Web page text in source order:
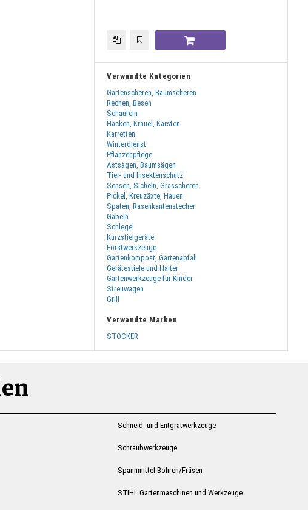
Verwandte Kategorien
Gartenscheren, Baumscheren
Rechen, Besen
Schaufeln
Hacken, Kräuel, Karsten
Karretten
Winterdienst
Pflanzenpflege
Astsägen, Baumsägen
Tier- und Insektenschutz
Sensen, Sicheln, Grasscheren
Pickel, Kreuzäxte, Hauen
Spaten, Rasenkantenstecher
Gabeln
Schlegel
Kurzstielgeräte
Forstwerkzeuge
Gartenkompost, Gartenabfall
Gerätestiele und Halter
Gartenwerkzeuge für Kinder
Streuwagen
Grill
Verwandte Marken
STOCKER
Schneid- und Entgratwerkzeuge
Schraubwerkzeuge
Spannmittel Bohren/Fräsen
STIHL Gartenmaschinen und Werkzeuge